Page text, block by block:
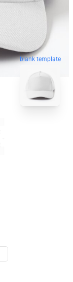
blank template